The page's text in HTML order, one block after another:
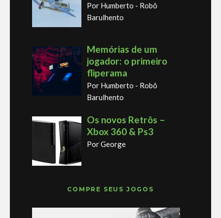
Por Humberto - Robô
Barulhento
Memórias de um
jogador: o primeiro
fliperama
Por Humberto - Robô
Barulhento
Os novos Retrôs –
Xbox 360 & Ps3
Por George
COMPRE SEUS JOGOS